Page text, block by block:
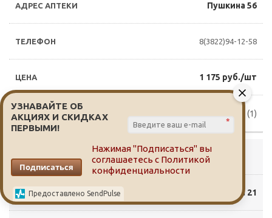
Пушкина 56
8(3822)94-12-58
1 175 руб./шт
Доступно для заказа (1)
Выбрать аптеку
Смирнова 21
УЗНАВАЙТЕ ОБ
АКЦИЯХ И СКИДКАХ
ПЕРВЫМИ!
*
Подписаться
Нажимая "Подписаться" вы
соглашаетесь с Политикой
конфиденциальности
Предоставлено SendPulse